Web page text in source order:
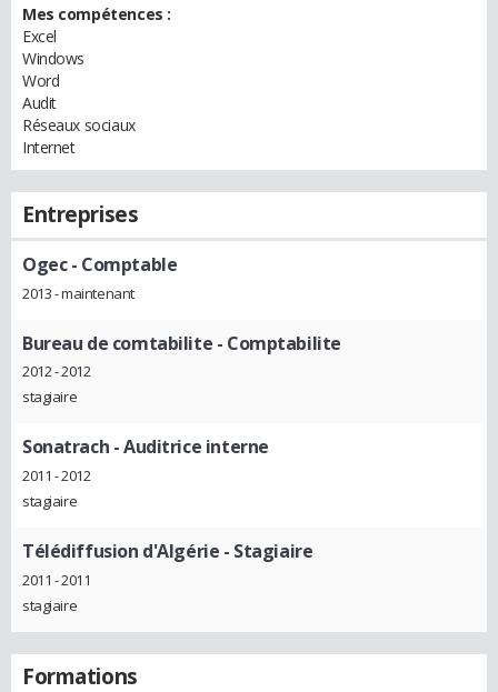
Mes compétences :
Excel
Windows
Word
Audit
Réseaux sociaux
Internet
Entreprises
Ogec- Comptable
2013 - maintenant
Bureau de comtabilite - Comptabilite
2012 - 2012
stagiaire
Sonatrach - Auditrice interne
2011 - 2012
stagiaire
Télédiffusion d'Algérie - Stagiaire
2011 - 2011
stagiaire
Formations